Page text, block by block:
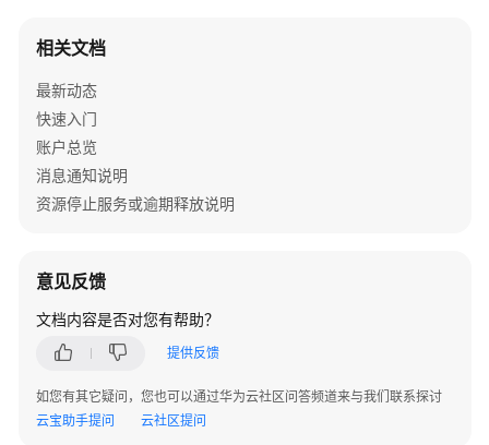
用
指
南
佳
实
API
参
考
见
问
相关文档
最新动态
快速入门
账户总览
消息通知说明
资源停止服务或逾期释放说明
意见反馈
文档内容是否对您有帮助？
提供反馈
如您有其它疑问，您也可以通过华为云社区问答频道来与我们联系探讨
云宝助手提问
云社区提问